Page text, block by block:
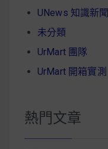
UNews 知識新聞
未分類
UrMart 團隊
UrMart 開箱實測
熱門文章